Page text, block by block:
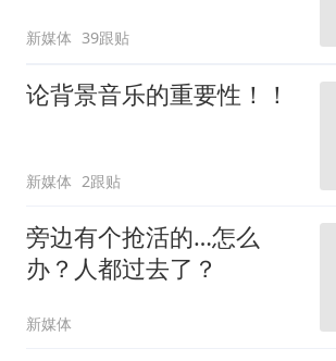
新媒体 39跟贴
论背景音乐的重要性！！
新媒体 2跟贴
旁边有个抢活的…怎么
办？人都过去了？
新媒体